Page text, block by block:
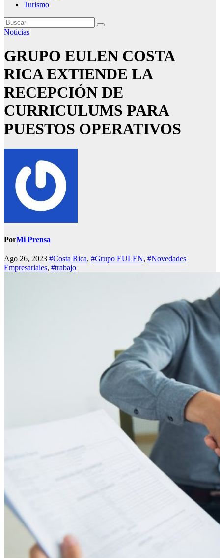
Turismo
Noticias
GRUPO EULEN COSTA
RICA EXTIENDE LA
RECEPCIÓN DE
CURRICULUMS PARA
PUESTOS OPERATIVOS
PorMi Prensa
Ago 26, 2023 #Costa Rica, #Grupo EULEN, #Novedades
Empresariales, #trabajo